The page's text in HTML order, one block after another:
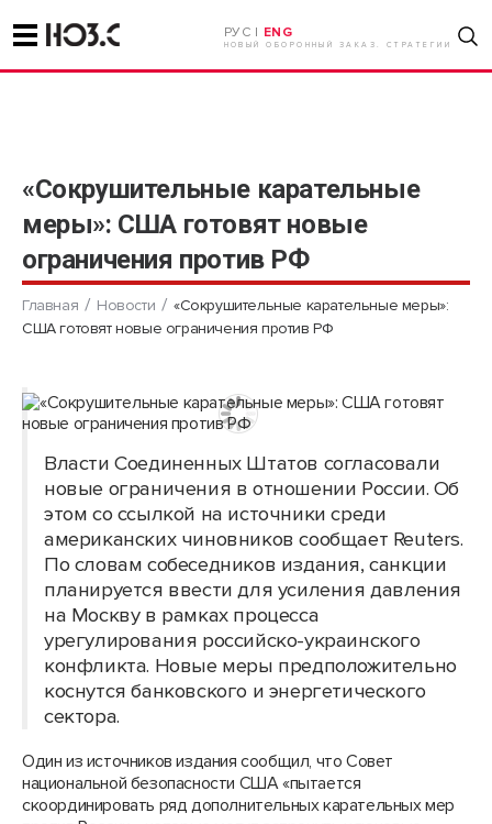
РУС | ENG
НОВЫЙ ОБОРОННЫЙ ЗАКАЗ. СТРАТЕГИИ
«Сокрушительные карательные
меры»: США готовят новые
ограничения против РФ
Главная Новости
«Сокрушительные карательные меры»:
США готовят новые ограничения против РФ
Власти Соединенных Штатов согласовали
новые ограничения в отношении России. Об
этом со ссылкой на источники среди
американских чиновников сообщает Reuters.
По словам собеседников издания, санкции
планируется ввести для усиления давления
на Москву в рамках процесса
урегулирования российско-украинского
конфликта. Новые меры предположительно
коснутся банковского и энергетического
сектора.
Один из источников издания сообщил, что Совет
национальной безопасности США «пытается
скоординировать ряд дополнительных карательных мер